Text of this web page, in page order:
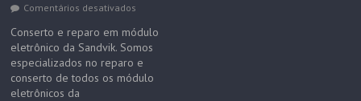
Comentários desativados
Conserto e reparo em módulo
eletrônico da Sandvik. Somos
especializados no reparo e
conserto de todos os módulo
eletrônicos da